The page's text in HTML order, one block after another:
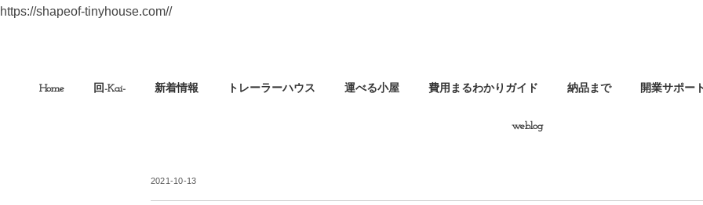
https://shapeof-tinyhouse.com//
Home 回-Kai- 新着情報 トレーラーハウス 運べる小屋 費用まるわかりガイド 納品まで 開業サポー
weblog
2021-10-13